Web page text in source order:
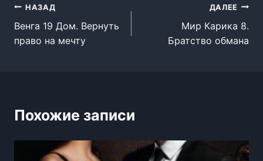
Навигация
по
НАЗАД
Венга 19 Дом. Вернуть
право на мечту
ДАЛЕЕ
Мир Карика 8.
Братство обмана
Похожие записи